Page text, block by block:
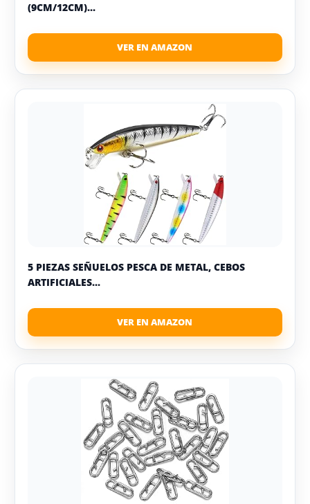
(9CM/12CM)...
5 PIEZAS SEÑUELOS PESCA DE METAL, CEBOS
ARTIFICIALES...